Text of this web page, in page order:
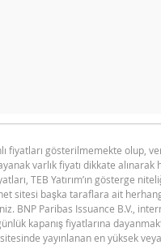
MAYIS
bilgi amaçlı sunulmuştur,
fiyatları gösterilmemekte olup,
varlık fiyatı dikkate
TEB Yatırım’ın gösterge
sitesi başka taraflara ait
BNP Paribas Issuance B.V.,
kapanış fiyatlarına
yayınlanan en yüksek